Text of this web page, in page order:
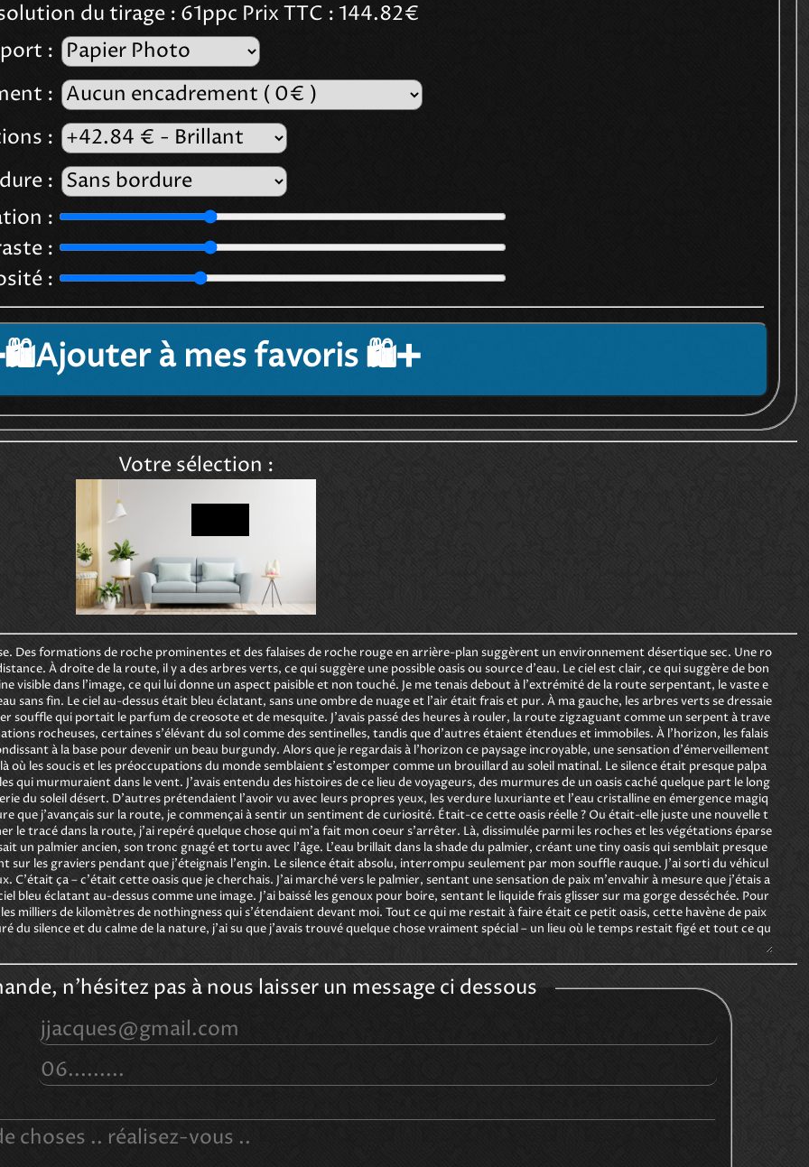
du tirage : 61ppc Prix TTC : 144.82€
Type de support :
:
:
:
:
:
:
à mes favoris 🛍️➕
Votre sélection :
Des formations de roche prominentes et des falaises de roche rouge en arrière-plan suggèrent un environnement désertique sec. Une ro
À droite de la route, il y a des arbres verts, ce qui suggère une possible oasis ou source d'eau. Le ciel est clair, ce qui suggère de bon
dans l'image, ce qui lui donne un aspect paisible et non touché. Je me tenais debout à l'extrémité de la route serpentant, le vaste e
sans fin. Le ciel au-dessus était bleu éclatant, sans une ombre de nuage et l'air était frais et pur. À ma gauche, les arbres verts se dressaie
souffle qui portait le parfum de creosote et de mesquite. J'avais passé des heures à rouler, la route zigzaguant comme un serpent à trave
rocheuses, certaines s'élévant du sol comme des sentinelles, tandis que d'autres étaient étendues et immobiles. À l'horizon, les falais
à la base pour devenir un beau burgundy. Alors que je regardais à l'horizon ce paysage incroyable, une sensation d'émerveillement
les soucis et les préoccupations du monde semblaient s'estomper comme un brouillard au soleil matinal. Le silence était presque palpa
murmuraient dans le vent. J'avais entendu des histoires de ce lieu de voyageurs, des murmures de un oasis caché quelque part le long
du soleil désert. D'autres prétendaient l'avoir vu avec leurs propres yeux, les verdure luxuriante et l'eau cristalline en émergence magiq
que j'avançais sur la route, je commençai à sentir un sentiment de curiosité. Était-ce cette oasis réelle ? Ou était-elle juste une nouvelle t
le tracé dans la route, j'ai repéré quelque chose qui m'a fait mon coeur s'arrêter. Là, dissimulée parmi les roches et les végétations éparse
un palmier ancien, son tronc gnagé et tortu avec l'âge. L'eau brillait dans la shade du palmier, créant une tiny oasis qui semblait presque
sur les graviers pendant que j'éteignais l'engin. Le silence était absolu, interrompu seulement par mon souffle rauque. J'ai sorti du véhicul
C'était ça – c'était cette oasis que je cherchais. J'ai marché vers le palmier, sentant une sensation de paix m'envahir à mesure que j'étais a
bleu éclatant au-dessus comme une image. J'ai baissé les genoux pour boire, sentant le liquide frais glisser sur ma gorge desséchée. Pour
milliers de kilomètres de nothingness qui s'étendaient devant moi. Tout ce qui me restait à faire était ce petit oasis, cette havène de paix
du silence et du calme de la nature, j'ai su que j'avais trouvé quelque chose vraiment spécial – un lieu où le temps restait figé et tout ce qu
n'hésitez pas à nous laisser un message ci dessous